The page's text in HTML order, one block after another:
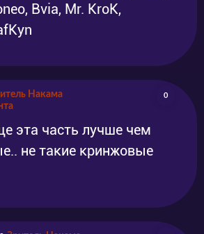
Bvia, Mr. KroK,
Накама
0
эта часть лучше чем
не такие кринжовые